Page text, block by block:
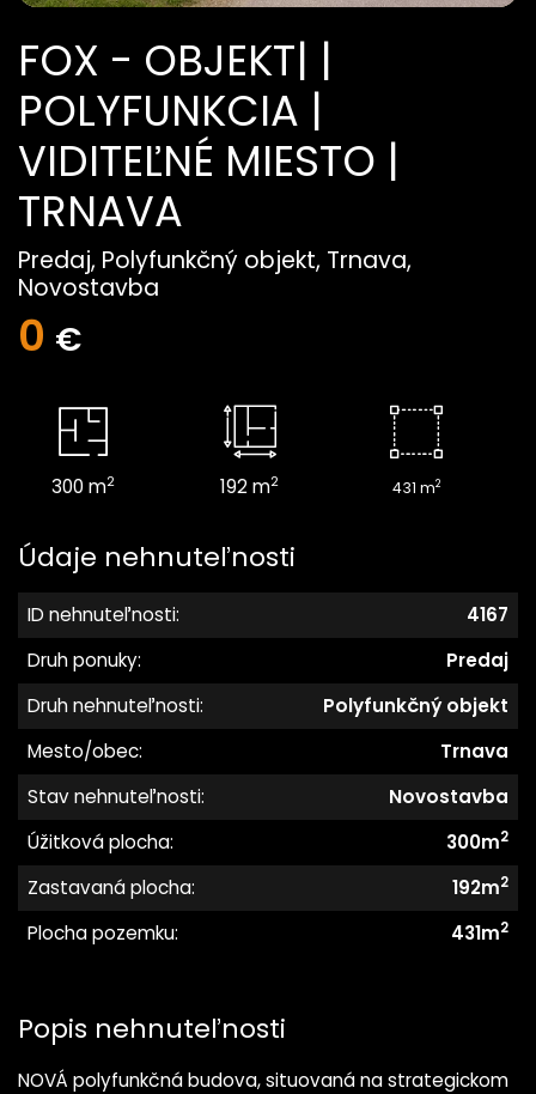
FOX - OBJEKT| |
POLYFUNKCIA |
VIDITEĽNÉ MIESTO |
TRNAVA
Predaj, Polyfunkčný objekt, Trnava,
Novostavba
0 €
300 m2 192 m2 431 m2
Údaje nehnuteľnosti
ID nehnuteľnosti:
4167
Druh ponuky:
Predaj
Druh nehnuteľnosti:
Polyfunkčný objekt
Mesto/obec:
Trnava
Stav nehnuteľnosti:
Novostavba
Úžitková plocha:
300m2
Zastavaná plocha: 192m2
Plocha pozemku: 431m2
Popis nehnuteľnosti
NOVÁ polyfunkčná budova, situovaná na strategickom